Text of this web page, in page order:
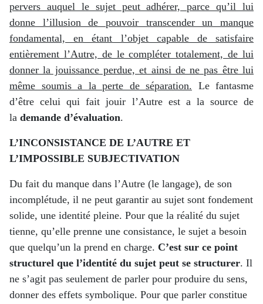
pervers auquel le sujet peut adhérer, parce qu’il lui
donne l’illusion de pouvoir transcender un manque
fondamental, en étant l’objet capable de satisfaire
entièrement l’Autre, de le compléter totalement, de lui
donner la jouissance perdue, et ainsi de ne pas être lui
même soumis a la perte de séparation. Le fantasme
d’être celui qui fait jouir l’Autre est a la source de
la demande d’évaluation.
L’INCONSISTANCE DE L’AUTRE ET
L’IMPOSSIBLE SUBJECTIVATION
Du fait du manque dans l’Autre (le langage), de son
incomplétude, il ne peut garantir au sujet sont fondement
solide, une identité pleine. Pour que la réalité du sujet
tienne, qu’elle prenne une consistance, le sujet a besoin
que quelqu’un la prend en charge. C’est sur ce point
structurel que l’identité du sujet peut se structurer. Il
ne s’agit pas seulement de parler pour produire du sens,
donner des effets symbolique. Pour que parler constitue